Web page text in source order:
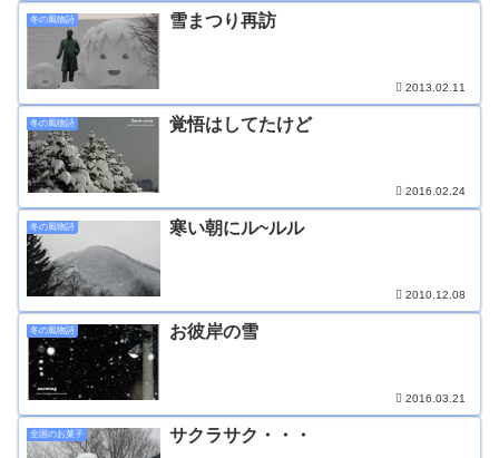
冬の風物詩 雪まつり再訪
2013.02.11
冬の風物詩 覚悟はしてたけど
2016.02.24
冬の風物詩 寒い朝にル~ルル
2010.12.08
冬の風物詩 お彼岸の雪
2016.03.21
全国のお菓子 サクラサク・・・